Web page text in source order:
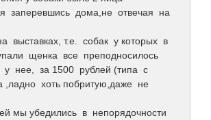
заперевшись дома,не отвечая на
т.е. собак у которых в
щенка все преподносилось
нее, за 1500 рублей (типа с
хоть побритую,даже не
мы убедились в непорядочности